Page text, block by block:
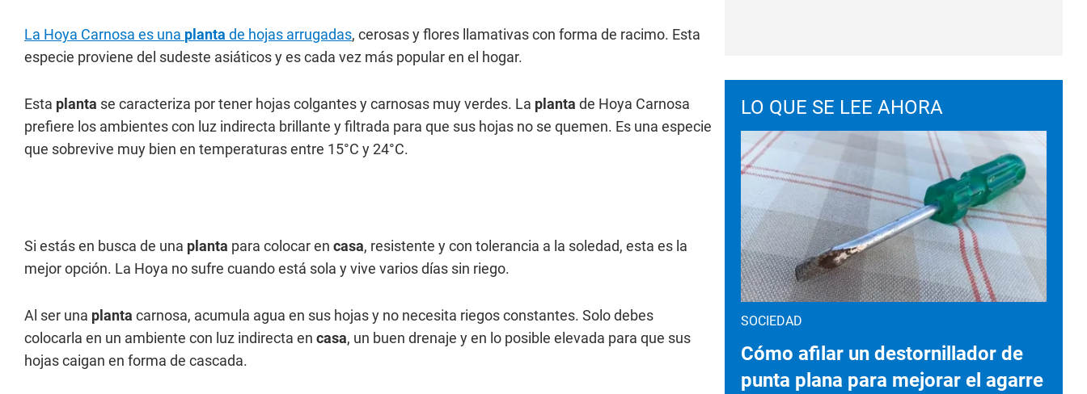
La Hoya Carnosa es una planta de hojas arrugadas, cerosas y flores llamativas con forma de racimo. Esta
especie proviene del sudeste asiáticos y es cada vez más popular en el hogar.
Esta planta se caracteriza por tener hojas colgantes y carnosas muy verdes. La planta de Hoya Carnosa
prefiere los ambientes con luz indirecta brillante y filtrada para que sus hojas no se quemen. Es una especie
que sobrevive muy bien en temperaturas entre 15°C y 24°C.
Si estás en busca de una planta para colocar en casa, resistente y con tolerancia a la soledad, esta es la
mejor opción. La Hoya no sufre cuando está sola y vive varios días sin riego.
Al ser una planta carnosa, acumula agua en sus hojas y no necesita riegos constantes. Solo debes
colocarla en un ambiente con luz indirecta en casa, un buen drenaje y en lo posible elevada para que sus
hojas caigan en forma de cascada.
LO QUE SE LEE AHORA
SOCIEDAD
Cómo afilar un destornillador de
punta plana para mejorar el agarre